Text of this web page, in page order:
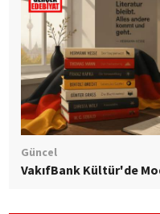
Güncel
VakıfBank Kültür'de